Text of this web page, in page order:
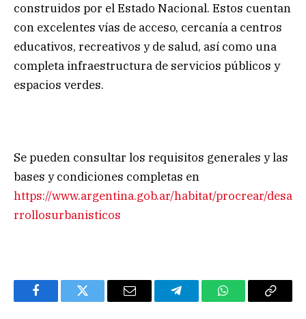
construidos por el Estado Nacional. Estos cuentan
con excelentes vías de acceso, cercanía a centros
educativos, recreativos y de salud, así como una
completa infraestructura de servicios públicos y
espacios verdes.
Se pueden consultar los requisitos generales y las
bases y condiciones completas en
https://www.argentina.gob.ar/habitat/procrear/desa
rrollosurbanisticos
FacebookTwitter Email TelegramWhatsAppCopy